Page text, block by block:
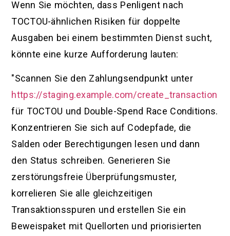
Wenn Sie möchten, dass Penligent nach
TOCTOU-ähnlichen Risiken für doppelte
Ausgaben bei einem bestimmten Dienst sucht,
könnte eine kurze Aufforderung lauten:
"Scannen Sie den Zahlungsendpunkt unter
https://staging.example.com/create_transaction
für TOCTOU und Double-Spend Race Conditions.
Konzentrieren Sie sich auf Codepfade, die
Salden oder Berechtigungen lesen und dann
den Status schreiben. Generieren Sie
zerstörungsfreie Überprüfungsmuster,
korrelieren Sie alle gleichzeitigen
Transaktionsspuren und erstellen Sie ein
Beweispaket mit Quellorten und priorisierten